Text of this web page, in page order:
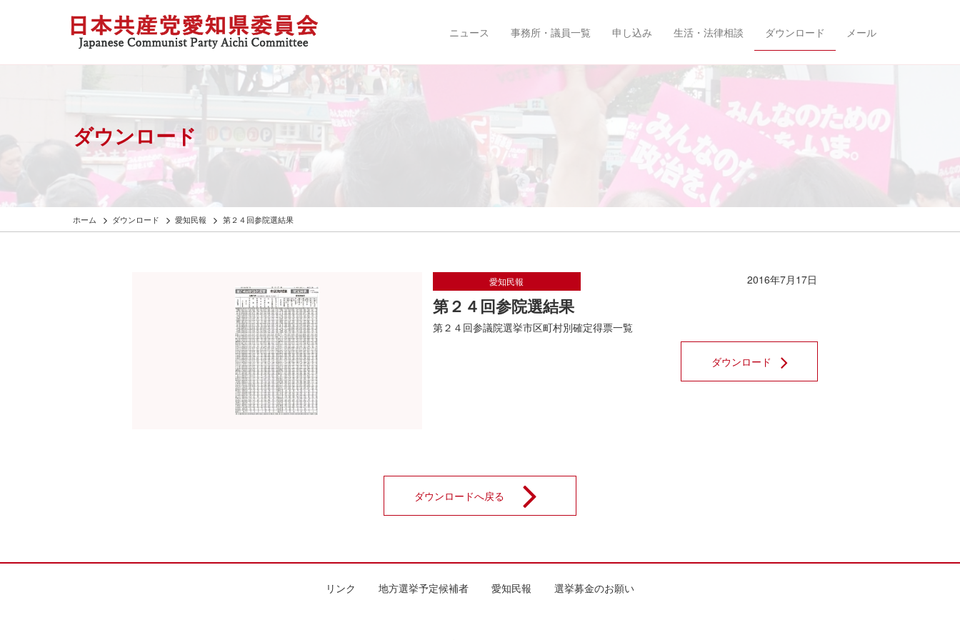
ニュース 事務所・議員一覧 申し込み 生活・法律相談 ダウンロード メール
ダウンロード
ホーム ダウンロード 愛知民報 第２４回参院選結果
愛知民報 2016年7月17日
第２４回参院選結果
第２４回参議院選挙市区町村別確定得票一覧
ダウンロード
ダウンロードへ戻る
リンク 地方選挙予定候補者 愛知民報 選挙募金のお願い